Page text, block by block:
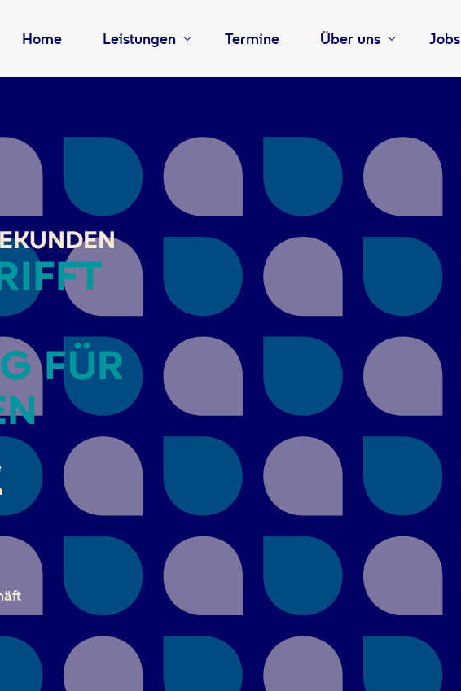
Home Leistungen
Software
Termine Über uns
Karriere
Jobs
FÜR